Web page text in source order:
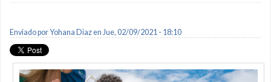
Enviado porYohana Diazen Jue, 02/09/2021 - 18:10